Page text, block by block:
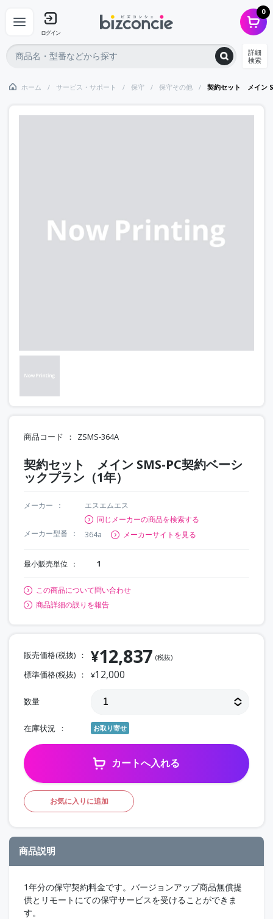
ログイン
0
詳細
検索
ホーム サービス・サポート 保守 保守その他 契約セット メイン
商品コード ZSMS-364A
契約セット メイン SMS-PC契約ベーシ
ックプラン（1年）
メーカー
エスエムエス
同じメーカーの商品を検索する
メーカー型番
364a メーカーサイトを見る
最小販売単位 1
この商品について問い合わせ
商品詳細の誤りを報告
販売価格(税抜) ¥12,837 (税抜)
標準価格(税抜) ¥12,000
数量
在庫状況 お取り寄せ
カートへ入れる
お気に入りに追加
商品説明
1年分の保守契約料金です。バージョンアップ商品無償提
供とリモートにての保守サービスを受けることができま
す。